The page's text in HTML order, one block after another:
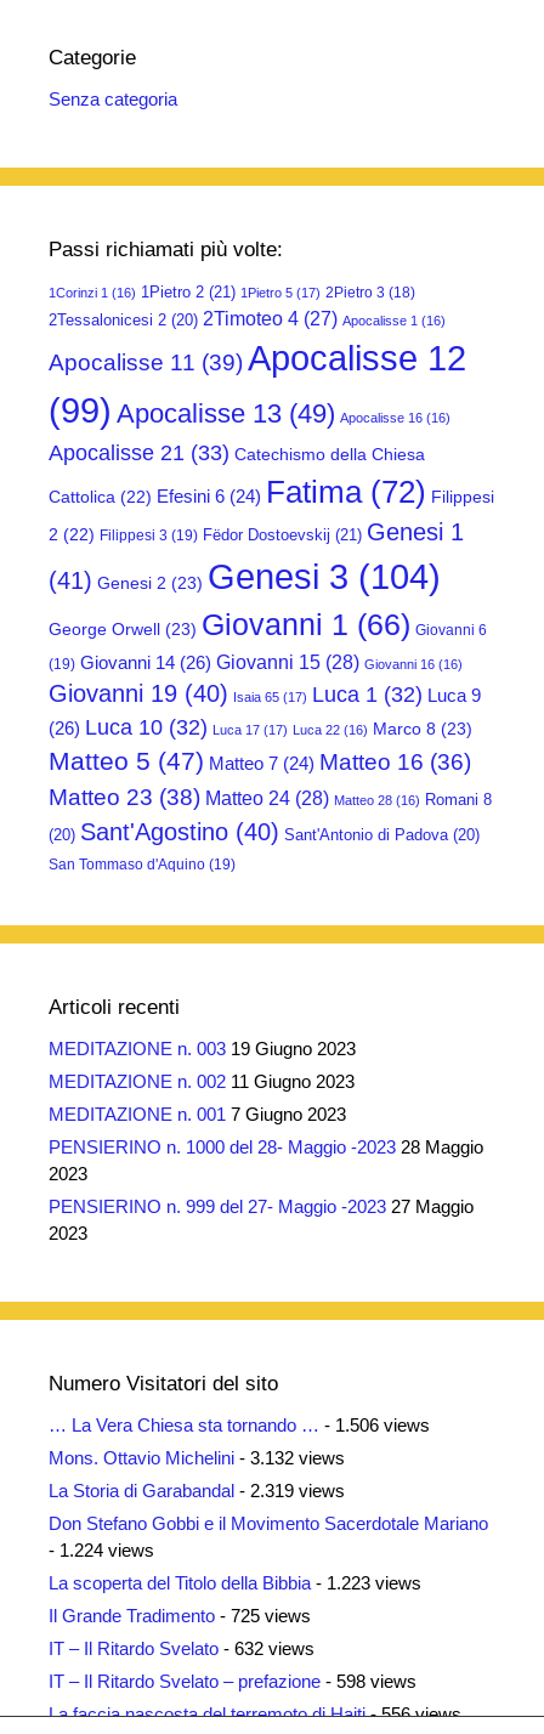
Categorie
Senza categoria
Passi richiamati più volte:
1Corinzi 1 (16) 1Pietro 2 (21) 1Pietro 5 (17) 2Pietro 3 (18)
2Tessalonicesi 2 (20) 2Timoteo 4 (27) Apocalisse 1 (16)
Apocalisse 11 (39)Apocalisse 12
(99) Apocalisse 13 (49) Apocalisse 16 (16)
Apocalisse 21 (33) Catechismo della Chiesa
Cattolica (22) Efesini 6 (24) Fatima(72) Filippesi
2 (22) Filippesi 3 (19) Fëdor Dostoevskij (21) Genesi 1
(41) Genesi 2 (23) Genesi 3 (104)
George Orwell (23) Giovanni 1 (66) Giovanni 6
(19) Giovanni 14 (26) Giovanni 15 (28) Giovanni 16 (16)
Giovanni 19 (40) Isaia 65 (17) Luca 1 (32) Luca 9
(26) Luca 10 (32) Luca 17 (17) Luca 22 (16) Marco 8 (23)
Matteo 5 (47) Matteo 7 (24) Matteo 16 (36)
Matteo 23 (38) Matteo 24 (28) Matteo 28 (16) Romani 8
(20) Sant'Agostino (40) Sant'Antonio di Padova(20)
San Tommaso d'Aquino (19)
Articoli recenti
MEDITAZIONE n. 003 19 Giugno 2023
MEDITAZIONE n. 002 11 Giugno 2023
MEDITAZIONE n. 001 7 Giugno 2023
PENSIERINO n. 1000 del 28- Maggio -2023 28 Maggio
2023
PENSIERINO n. 999 del 27- Maggio -2023 27 Maggio
2023
Numero Visitatori del sito
… La Vera Chiesa sta tornando … - 1.506 views
Mons. Ottavio Michelini - 3.132 views
La Storia di Garabandal - 2.319 views
Don Stefano Gobbi e il Movimento Sacerdotale Mariano
- 1.224 views
La scoperta del Titolo della Bibbia - 1.223 views
Il Grande Tradimento - 725 views
IT – Il Ritardo Svelato - 632 views
IT – Il Ritardo Svelato – prefazione - 598 views
La faccia nascosta del terremoto di Haiti- 556 views